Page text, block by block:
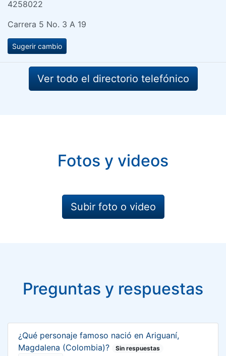
4258022
Carrera 5 No. 3 A 19
Sugerir cambio
Ver todo el directorio telefónico
Fotos y videos
Subir foto o video
Preguntas y respuestas
¿Qué personaje famoso nació en Ariguaní,
Magdalena (Colombia)?
Sin respuestas